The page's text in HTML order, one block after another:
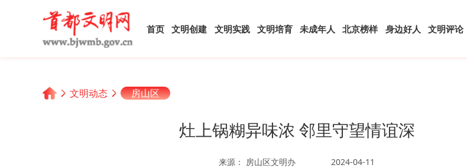
首页 文明创建 文明实践 文明培育 未成年人 北京榜样 身边好人 文明评论
文明动态 房山区
灶上锅糊异味浓 邻里守望情谊深
来源： 房山区文明办 2024-04-11